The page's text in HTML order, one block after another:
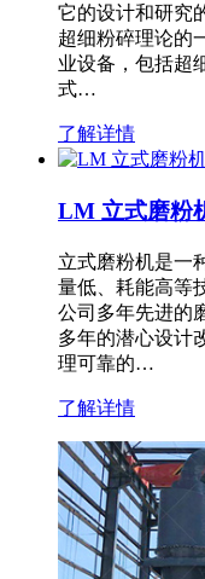
它的设计和研究
超细粉碎理论的
业设备，包括超
式…
了解详情
LM 立式磨粉
立式磨粉机是一
量低、耗能高等
公司多年先进的
多年的潜心设计
理可靠的…
了解详情